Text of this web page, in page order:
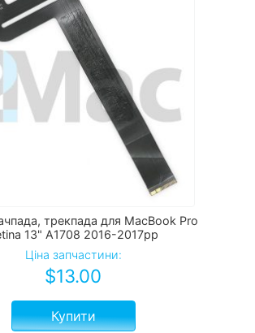
трекпада для MacBook Pro
13" A1708 2016-2017рр
Ціна запчастини:
$13.00
Купити